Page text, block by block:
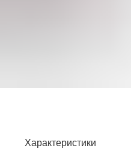
Характеристики